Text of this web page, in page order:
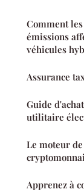
Comment
émissions
véhicules
Assurance
Guide
utilitaire
Le moteur
Apprenez à